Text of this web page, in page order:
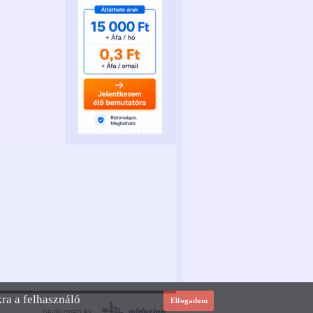
a felhasználó
Elfogadom